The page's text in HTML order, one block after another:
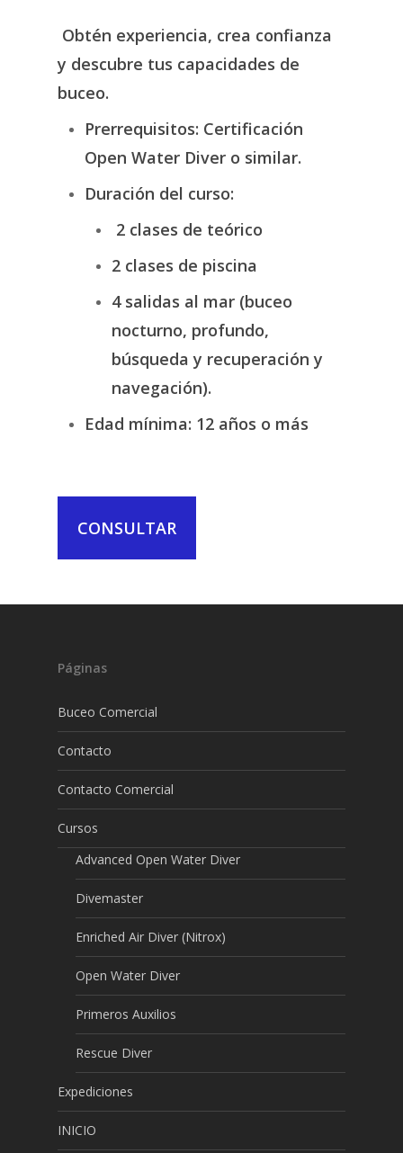
Obtén experiencia, crea confianza
y descubre tus capacidades de
buceo.
Prerrequisitos: Certificación
Open Water Diver o similar.
Duración del curso:
2 clases de teórico
2 clases de piscina
4 salidas al mar (buceo
nocturno, profundo,
búsqueda y recuperación y
navegación).
Edad mínima: 12 años o más
CONSULTAR
Páginas
Buceo Comercial
Contacto
Contacto Comercial
Cursos
Advanced Open Water Diver
Divemaster
Enriched Air Diver (Nitrox)
Open Water Diver
Primeros Auxilios
Rescue Diver
Expediciones
INICIO